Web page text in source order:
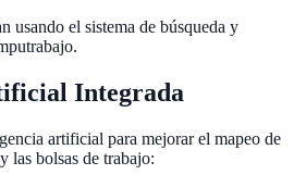
usando el sistema de búsqueda y
Integrada
artificial para mejorar el mapeo de
las bolsas de trabajo: